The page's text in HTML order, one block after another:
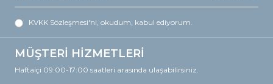
MÜŞTERİ HİZMETLERİ
Haftaiçi 09:00-17:00 saatleri arasında ulaşabilirsiniz.
KVKK Sözleşmesi'ni , okudum, kabul ediyorum.